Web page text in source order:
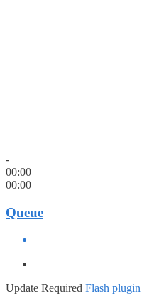
-
00:00
00:00
Queue
Update Required Flash plugin